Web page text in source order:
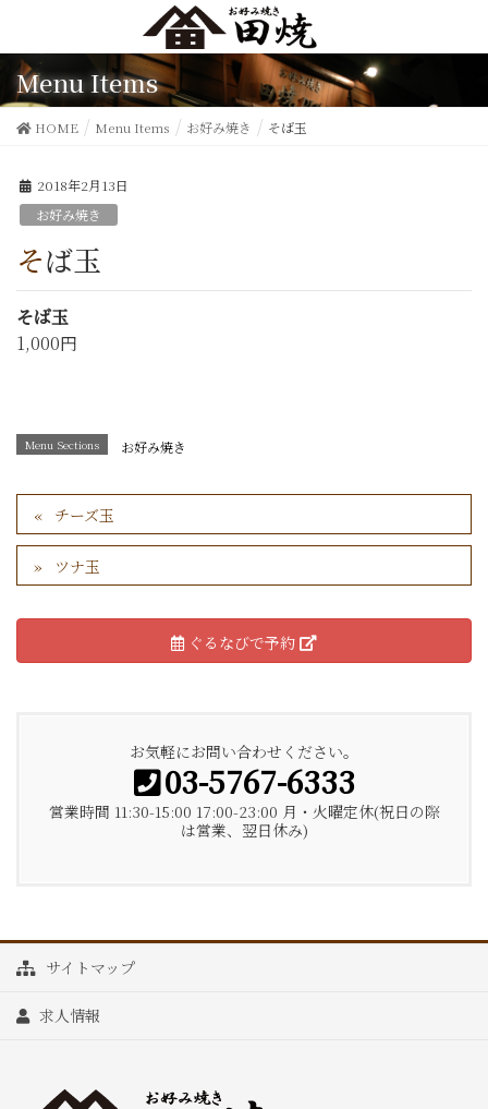
Menu Items
HOME Menu Items お好み焼き そば玉
2018年2月13日
お好み焼き
そば玉
そば玉
1,000円
Menu Sections お好み焼き
チーズ玉
ツナ玉
ぐるなびで予約
お気軽にお問い合わせください。
03-5767-6333
営業時間 11:30-15:00 17:00-23:00 月・火曜定休(祝日の際
は営業、翌日休み)
サイトマップ
求人情報